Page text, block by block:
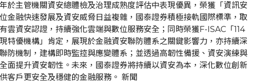
於主管機關資安總體檢及治理成熟度評估中表現優異，榮獲「資訊安
金融快速發展及資安威脅日益複雜，國泰證券積極接軌國際標準，取
雲資安認證，持續強化雲端與數位服務安全；同時榮獲F-ISAC「114
特優機構」肯定，展現於金融資安聯防體系之關鍵影響力，亦持續深
防機制，建構即時監控與應變體系；並透過高韌性備援、資安演練與
面提升資安韌性。未來，國泰證券將持續以資安為本，深化數位創新
客戶更安全及穩健的金融服務。 新聞